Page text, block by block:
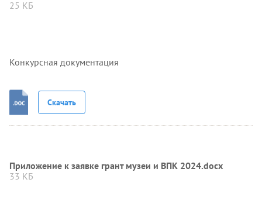
25 КБ
Конкурсная документация
Скачать
Приложение к заявке грант музеи и ВПК 2024.docx
33 КБ